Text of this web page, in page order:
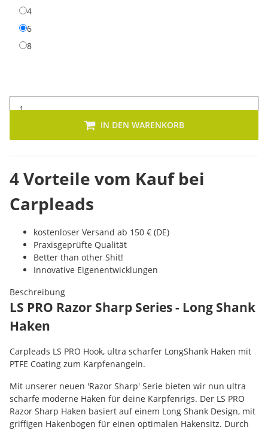
44
66
88
IN DEN WARENKORB
4 Vorteile vom Kauf bei
Carpleads
kostenloser Versand ab 150 € (DE)
Praxisgeprüfte Qualität
Better than other Shit!
Innovative Eigenentwicklungen
Beschreibung
LS PRO Razor Sharp Series - Long Shank
Haken
Carpleads LS PRO Hook, ultra scharfer LongShank Haken mit
PTFE Coating zum Karpfenangeln.
Mit unserer neuen 'Razor Sharp' Serie bieten wir nun ultra
scharfe moderne Haken für deine Karpfenrigs. Der LS PRO
Razor Sharp Haken basiert auf einem Long Shank Design, mit
griffigen Hakenbogen für einen optimalen Hakensitz. Durch